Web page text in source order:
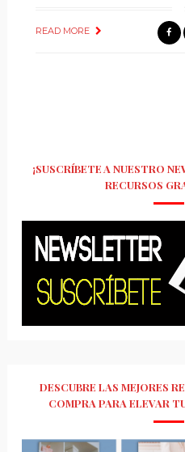
READ MORE
¡SUSCRÍBETE A NUESTRO
RECURSOS
DESCUBRE LAS MEJORES
COMPRA PARA ELEVAR